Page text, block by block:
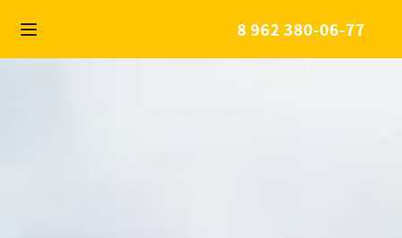
8 962 380-06-77